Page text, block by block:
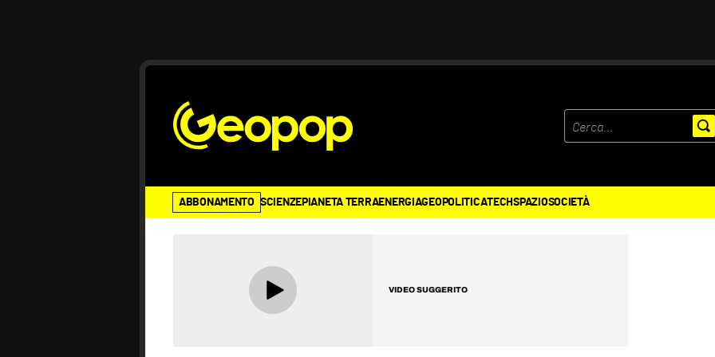
ABBONAMENTO SCIENZEPIANETA TERRAENERGIAGEOPOLITICATECHSPAZIOSOCIETÀ
VIDEO SUGGERITO